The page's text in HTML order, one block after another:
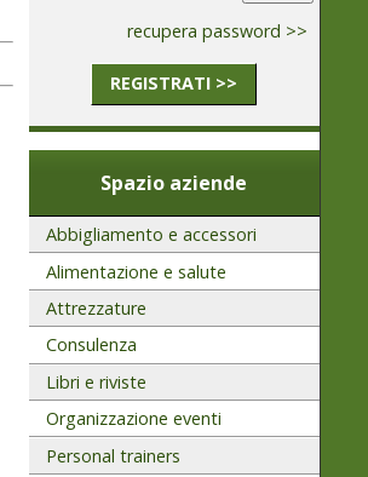
recupera password >>
REGISTRATI >>
Spazio aziende
Abbigliamento e accessori
Alimentazione e salute
Attrezzature
Consulenza
Libri e riviste
Organizzazione eventi
Personal trainers